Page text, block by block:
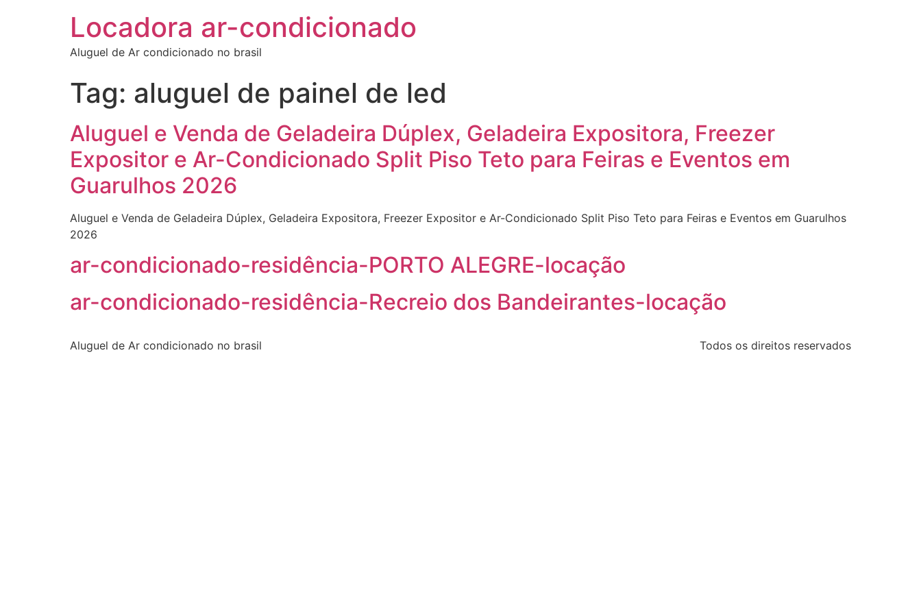
Locadora ar-condicionado
Aluguel de Ar condicionado no brasil
Tag: aluguel de painel de led
Aluguel e Venda de Geladeira Dúplex, Geladeira Expositora, Freezer
Expositor e Ar-Condicionado Split Piso Teto para Feiras e Eventos em
Guarulhos 2026
Aluguel e Venda de Geladeira Dúplex, Geladeira Expositora, Freezer Expositor e Ar-Condicionado Split Piso Teto para Feiras e Eventos em Guarulhos
2026
ar-condicionado-residência-PORTO ALEGRE-locação
ar-condicionado-residência-Recreio dos Bandeirantes-locação
Aluguel de Ar condicionado no brasil Todos os direitos reservados